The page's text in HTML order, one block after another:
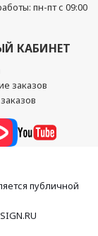
пн-пт с 09:00
КАБИНЕТ
заказов
публичной